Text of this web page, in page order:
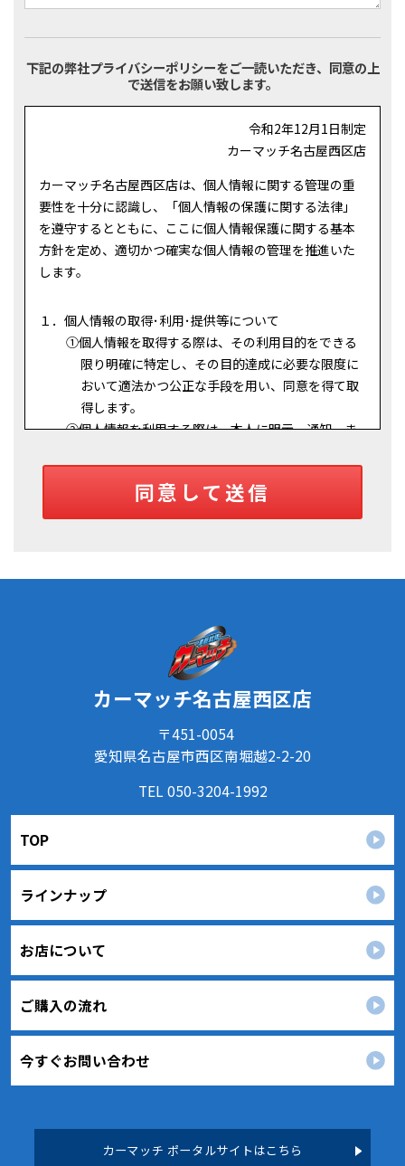
下記の弊社プライバシーポリシーをご一読いただき、同意の上
で送信をお願い致します。
令和2年12月1日制定
カーマッチ名古屋西区店
カーマッチ名古屋西区店は、個人情報に関する管理の重
要性を十分に認識し、「個人情報の保護に関する法律」
を遵守するとともに、ここに個人情報保護に関する基本
方針を定め、適切かつ確実な個人情報の管理を推進いた
します。
１．個人情報の取得･利用･提供等について
①個人情報を取得する際は、その利用目的をできる
限り明確に特定し、その目的達成に必要な限度に
おいて適法かつ公正な手段を用い、同意を得て取
得します。
②個人情報を利用する際は、本人に明示、通知、ま
反する目的外利用を行なわないための措置を講じ
③個人情報を第三者に提供またはその取扱いを委託
るため、情報セキュリティ対策を始めとする安全措
置を構築し、個人情報への不正アクセス、個人情報
の漏洩、滅失または毀損等の的確な防止とセキュリ
ティの是正に努めます。
３．苦情および相談等に対する適正な対応について
本人からの苦情および相談があった場合には、適切
された本人の権利を尊重し、本人から自己情報の開
示、訂正、削除、または利用もしくは提供の停止等
４．法令・指針・規範の遵守について
適正な個人情報保護の実現のため、個人情報の取扱
いに関する法令､国が定める指針およびその他の規範
個人情報に関するお問い合わせ窓口
〒451-0054
TEL： 050-3204-1992
カーマッチ名古屋西区店 個人情報保護担当
同意して送信
カーマッチ名古屋西区店
〒451-0054
愛知県名古屋市西区南堀越2-2-20
TEL 050-3204-1992
TOP
ラインナップ
お店について
ご購入の流れ
今すぐお問い合わせ
カーマッチ ポータルサイトはこちら